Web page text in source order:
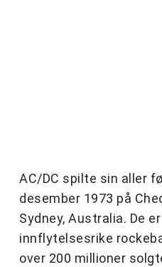
AC/DC spilte sin aller
desember 1973 på
Sydney, Australia. De
innflytelsesrike
over 200 millioner